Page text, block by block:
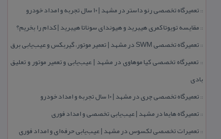
:: تعمیرگاه تخصصی رنو داستر در مشهد | ۱۰ سال تجربه و امداد خودرو
:: مقایسه تویوتا كمری هیبرید و هیوندای سوناتا هیبرید | كدام را بخریم؟
:: تعمیرگاه تخصصی SWM در مشهد | تعمیر موتور، گیربكس و عیب‌یابی برق
:: تعمیرگاه تخصصی كیا موهاوی در مشهد | عیب‌یابی و تعمیر موتور و تعلیق
بادی
:: تعمیرگاه تخصصی چری در مشهد | ۱۰ سال تجربه و امداد خودرو
:: تعمیرگاه هایما در مشهد | عیب‌یابی تخصصی و امداد فوری
:: تعمیرات تخصصی لكسوس در مشهد | عیب‌یابی حرفه‌ای و امداد فوری